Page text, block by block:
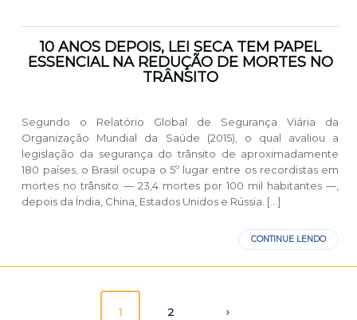
10 ANOS DEPOIS, LEI SECA TEM PAPEL
ESSENCIAL NA REDUÇÃO DE MORTES NO
TRÂNSITO
Segundo o Relatório Global de Segurança Viária da
Organização Mundial da Saúde (2015), o qual avaliou a
legislação da segurança do trânsito de aproximadamente
180 países, o Brasil ocupa o 5º lugar entre os recordistas em
mortes no trânsito — 23,4 mortes por 100 mil habitantes —,
depois da Índia, China, Estados Unidos e Rússia. […]
CONTINUE LENDO
1 2